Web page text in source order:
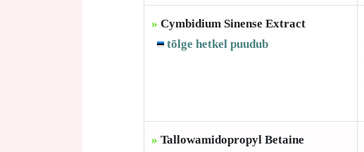
» Cymbidium Sinense Extract
tõlge hetkel puudub
» Tallowamidopropyl Betaine